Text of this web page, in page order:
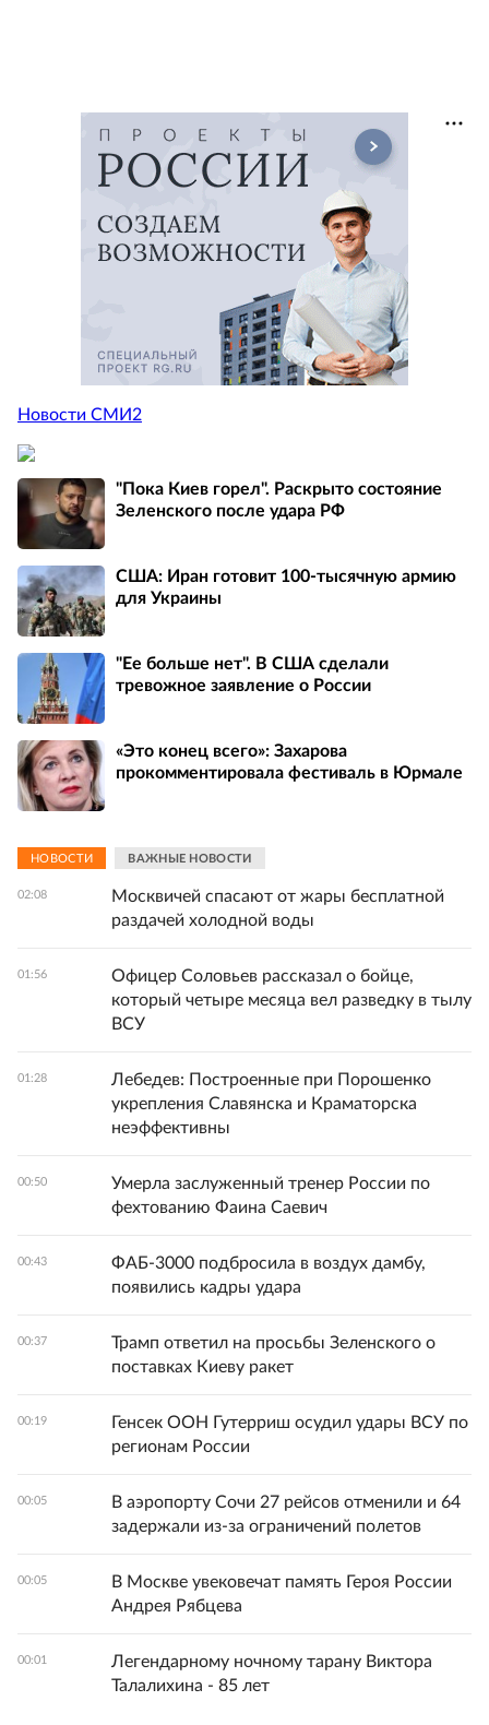
Новости СМИ2
"Пока Киев горел". Раскрыто состояние
Зеленского после удара РФ
США: Иран готовит 100-тысячную армию
для Украины
"Ее больше нет". В США сделали
тревожное заявление о России
«Это конец всего»: Захарова
прокомментировала фестиваль в Юрмале
НОВОСТИ ВАЖНЫЕ НОВОСТИ
02:08
Москвичей спасают от жары бесплатной
раздачей холодной воды
01:56
Офицер Соловьев рассказал о бойце,
который четыре месяца вел разведку в тылу
ВСУ
01:28
Лебедев: Построенные при Порошенко
укрепления Славянска и Краматорска
неэффективны
00:50
Умерла заслуженный тренер России по
фехтованию Фаина Саевич
00:43
ФАБ-3000 подбросила в воздух дамбу,
появились кадры удара
00:37
Трамп ответил на просьбы Зеленского о
поставках Киеву ракет
00:19
Генсек ООН Гутерриш осудил удары ВСУ по
регионам России
00:05
В аэропорту Сочи 27 рейсов отменили и 64
задержали из-за ограничений полетов
00:05
В Москве увековечат память Героя России
Андрея Рябцева
00:01
Легендарному ночному тарану Виктора
Талалихина - 85 лет